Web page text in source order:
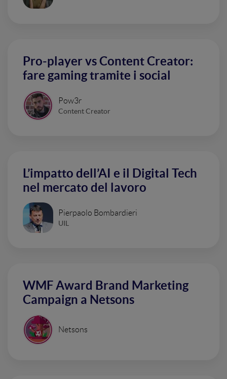
Pro-player vs Content Creator:
fare gaming tramite i social
Pow3r
Content Creator
L’impatto dell’AI e il Digital Tech
nel mercato del lavoro
Pierpaolo Bombardieri
UIL
WMF Award Brand Marketing
Campaign a Netsons
Netsons